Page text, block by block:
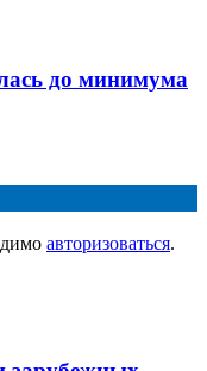
до минимума
авторизоваться.